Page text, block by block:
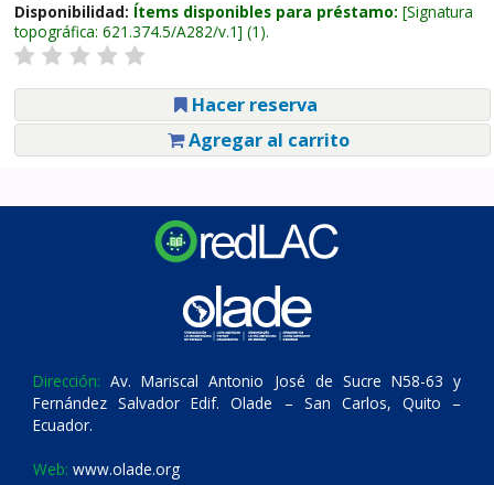
Disponibilidad: Ítems disponibles para préstamo: Signatura
topográfica: 621.374.5/A282/v.1 (1).
Hacer reserva
Agregar al carrito
Dirección: Av. Mariscal Antonio José de Sucre N58-63 y
Fernández Salvador Edif. Olade – San Carlos, Quito –
Ecuador.
Web: www.olade.org